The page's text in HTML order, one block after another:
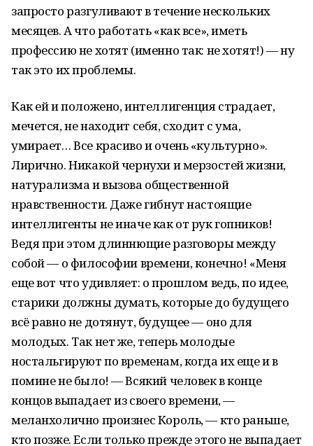
запросто разгуливают в течение нескольких
месяцев. А что работать «как все», иметь
профессию не хотят (именно так: не хотят!) — ну
так это их проблемы.
Как ей и положено, интеллигенция страдает,
мечется, не находит себя, сходит с ума,
умирает… Все красиво и очень «культурно».
Лирично. Никакой чернухи и мерзостей жизни,
натурализма и вызова общественной
нравственности. Даже гибнут настоящие
интеллигенты не иначе как от рук гопников!
Ведя при этом длиннющие разговоры между
собой — о философии времени, конечно! «Меня
еще вот что удивляет: о прошлом ведь, по идее,
старики должны думать, которые до будущего
всё равно не дотянут, будущее — оно для
молодых. Так нет же, теперь молодые
ностальгируют по временам, когда их еще и в
помине не было! — Всякий человек в конце
концов выпадает из своего времени, —
меланхолично произнес Король, — кто раньше,
кто позже. Если только прежде этого не выпадает